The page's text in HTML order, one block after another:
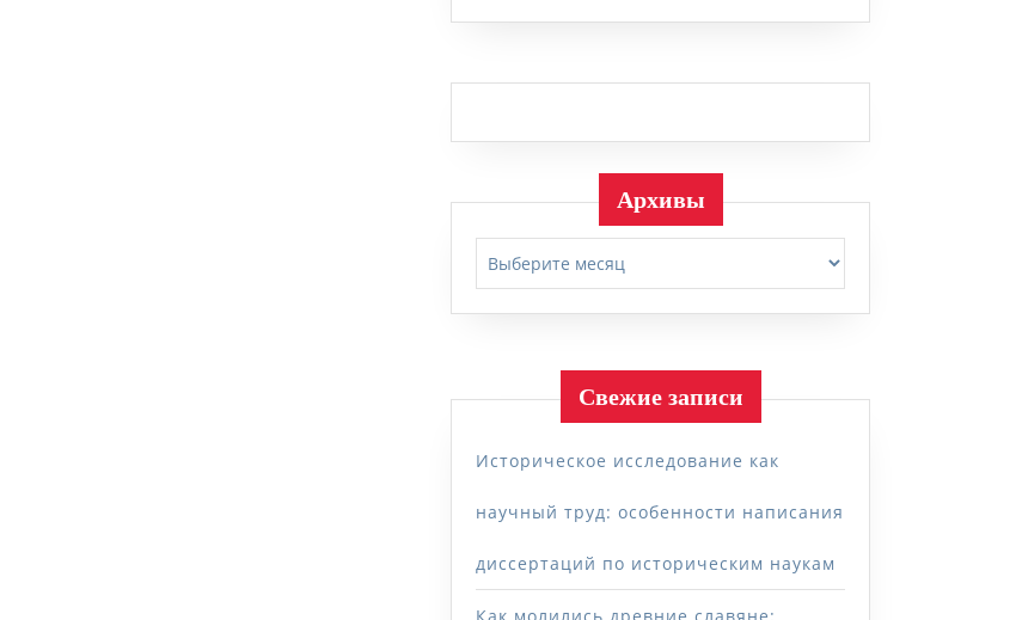
Архивы
Свежие записи
Историческое исследование как
научный труд: особенности написания
диссертаций по историческим наукам